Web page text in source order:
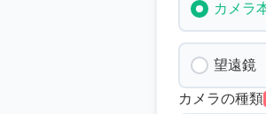
カメラ
望遠鏡
カメラの種類